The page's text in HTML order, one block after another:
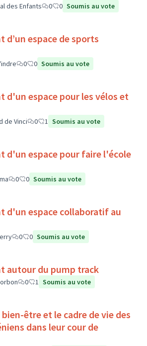
des Enfants 0 0 Soumis au vote
d’un espace de sports
0 0 Soumis au vote
d'un espace pour les vélos et
de Vinci 0 1 Soumis au vote
d'un espace pour faire l'école
0 0 Soumis au vote
d'un espace collaboratif au
0 0 Soumis au vote
autour du pump track
0 1 Soumis au vote
être et le cadre de vie des
dans leur cour de